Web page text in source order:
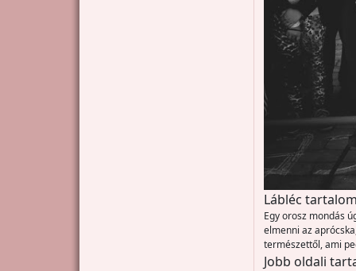
Lábléc
Egy orosz mondás
elmenni az
természettől, ami
Jobb oldali